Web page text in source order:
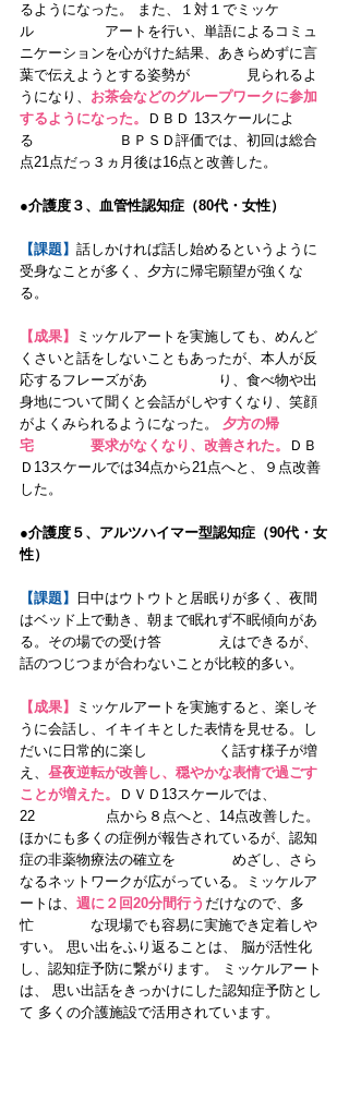
るようになった。 また、１対１でミッケ
ル　　　　　アートを行い、単語によるコミュ
ニケーションを心がけた結果、あきらめずに言
葉で伝えようとする姿勢が　　　　見られるよ
うになり、 お茶会などのグループワークに参加
するようになった。
ＤＢＤ 13スケールによ
る　　　　　　ＢＰＳＤ評価では、初回は総合
点21点だっ３ヵ月後は16点と改善した。
●介護度３、血管性認知症（80代・女性）
【課題】 話しかければ話し始めるというように
受身なことが多く、夕方に帰宅願望が強くな
る。
【成果】
ミッケルアートを実施しても、めんど
くさいと話をしないこともあったが、本人が反
応するフレーズがあ　　　　　り、食べ物や出
身地について聞くと会話がしやすくなり、笑顔
がよくみられるようになった。 夕方の帰
宅　　　　要求がなくなり、改善された。
ＤＢ
Ｄ13スケールでは34点から21点へと、９点改善
した。
●介護度５、アルツハイマー型認知症（90代・女
性）
【課題】
日中はウトウトと居眠りが多く、夜間
はベッド上で動き、朝まで眠れず不眠傾向があ
る。その場での受け答　　　　えはできるが、
話のつじつまが合わないことが比較的多い。
【成果】
ミッケルアートを実施すると、楽しそ
うに会話し、イキイキとした表情を見せる。し
だいに日常的に楽し　　　　　く話す様子が増
え、 昼夜逆転が改善し、穏やかな表情で過ごす
ことが増えた。
ＤＶＤ13スケールでは、
22　　　　　点から８点へと、14点改善した。
ほかにも多くの症例が報告されているが、認知
症の非薬物療法の確立を　　　　めざし、さら
なるネットワークが広がっている。ミッケルア
ートは、 週に２回20分間行う だけなので、多
忙　　　　な現場でも容易に実施でき定着しや
すい。 思い出をふり返ることは、 脳が活性化
し、認知症予防に繋がります。 ミッケルアート
は、 思い出話をきっかけにした認知症予防とし
て 多くの介護施設で活用されています。